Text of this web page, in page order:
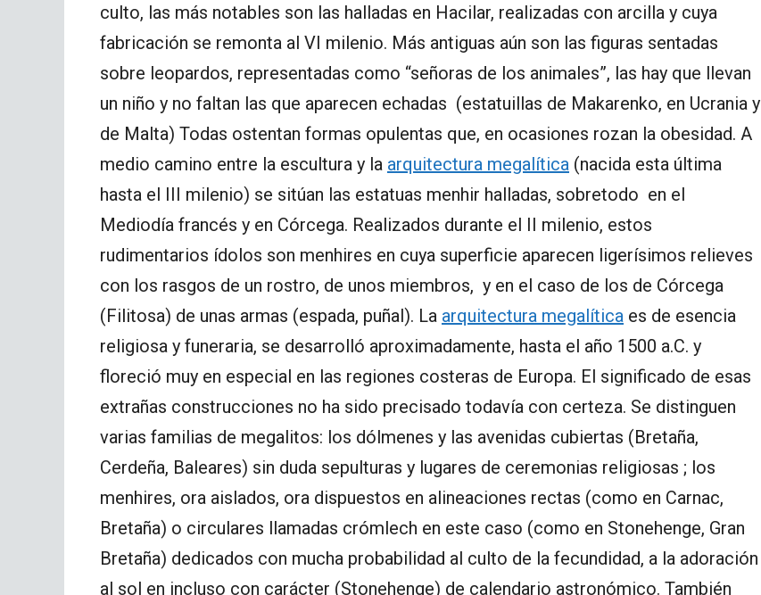
culto, las más notables son las halladas en Hacilar, realizadas con arcilla y cuya
fabricación se remonta al VI milenio. Más antiguas aún son las figuras sentadas
sobre leopardos, representadas como “señoras de los animales”, las hay que llevan
un niño y no faltan las que aparecen echadas (estatuillas de Makarenko, en Ucrania y
de Malta) Todas ostentan formas opulentas que, en ocasiones rozan la obesidad. A
medio camino entre la escultura y la arquitectura megalítica (nacida esta última
hasta el III milenio) se sitúan las estatuas menhir halladas, sobretodo en el
Mediodía francés y en Córcega. Realizados durante el II milenio, estos
rudimentarios ídolos son menhires en cuya superficie aparecen ligerísimos relieves
con los rasgos de un rostro, de unos miembros, y en el caso de los de Córcega
(Filitosa) de unas armas (espada, puñal). La arquitectura megalítica es de esencia
religiosa y funeraria, se desarrolló aproximadamente, hasta el año 1500 a.C. y
floreció muy en especial en las regiones costeras de Europa. El significado de esas
extrañas construcciones no ha sido precisado todavía con certeza. Se distinguen
varias familias de megalitos: los dólmenes y las avenidas cubiertas (Bretaña,
Cerdeña, Baleares) sin duda sepulturas y lugares de ceremonias religiosas ; los
menhires, ora aislados, ora dispuestos en alineaciones rectas (como en Carnac,
Bretaña) o circulares llamadas crómlech en este caso (como en Stonehenge, Gran
Bretaña) dedicados con mucha probabilidad al culto de la fecundidad, a la adoración
al sol en incluso con carácter (Stonehenge) de calendario astronómico. También